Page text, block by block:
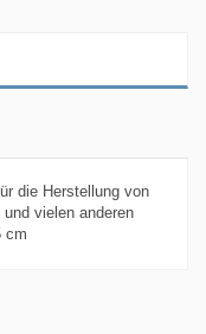
die Herstellung von
vielen anderen
cm